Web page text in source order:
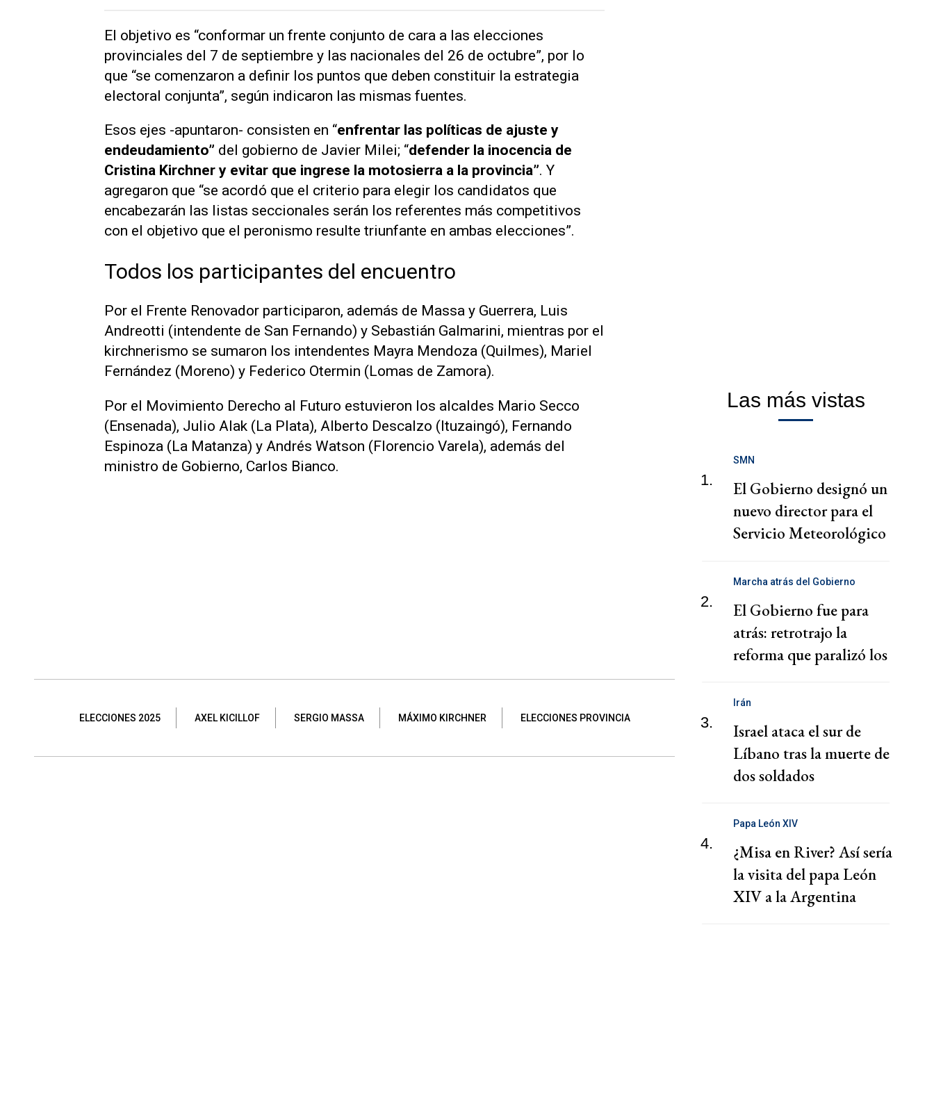
El objetivo es “conformar un frente conjunto de cara a las elecciones
provinciales del 7 de septiembre y las nacionales del 26 de octubre”, por lo
que “se comenzaron a definir los puntos que deben constituir la estrategia
electoral conjunta”, según indicaron las mismas fuentes.
Esos ejes -apuntaron- consisten en “enfrentar las políticas de ajuste y
endeudamiento” del gobierno de Javier Milei; “defender la inocencia de
Cristina Kirchner y evitar que ingrese la motosierra a la provincia”. Y
agregaron que “se acordó que el criterio para elegir los candidatos que
encabezarán las listas seccionales serán los referentes más competitivos
con el objetivo que el peronismo resulte triunfante en ambas elecciones”.
Todos los participantes del encuentro
Por el Frente Renovador participaron, además de Massa y Guerrera, Luis
Andreotti (intendente de San Fernando) y Sebastián Galmarini, mientras por el
kirchnerismo se sumaron los intendentes Mayra Mendoza (Quilmes), Mariel
Fernández (Moreno) y Federico Otermin (Lomas de Zamora).
Por el Movimiento Derecho al Futuro estuvieron los alcaldes Mario Secco
(Ensenada), Julio Alak (La Plata), Alberto Descalzo (Ituzaingó), Fernando
Espinoza (La Matanza) y Andrés Watson (Florencio Varela), además del
ministro de Gobierno, Carlos Bianco.
ELECCIONES 2025 AXEL KICILLOF SERGIO MASSA MÁXIMO KIRCHNER ELECCIONES PROVINCIA
Las más vistas
1.
SMN
El Gobierno designó un
nuevo director para el
Servicio Meteorológico
2.
Marcha atrás del Gobierno
El Gobierno fue para
atrás: retrotrajo la
reforma que paralizó los
3.
Irán
Israel ataca el sur de
Líbano tras la muerte de
dos soldados
4.
Papa León XIV
¿Misa en River? Así sería
la visita del papa León
XIV a la Argentina